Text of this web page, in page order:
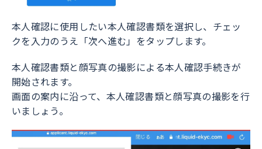
本人確認に使用したい本人確認書類を選択し、チェッ
クを入力のうえ「次へ進む」をタップします。
本人確認書類と顔写真の撮影による本人確認手続きが
開始されます。
画面の案内に沿って、本人確認書類と顔写真の撮影を行
いましょう。